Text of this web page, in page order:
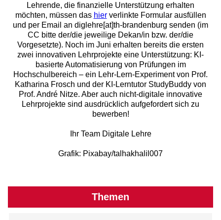
Lehrende, die finanzielle Unterstützung erhalten
möchten, müssen das hierverlinkte Formular ausfüllen
und per Email an diglehre[at]th-brandenburg senden (im
CC bitte der/die jeweilige Dekan/in bzw. der/die
Vorgesetzte). Noch im Juni erhalten bereits die ersten
zwei innovativen Lehrprojekte eine Unterstützung: KI-
basierte Automatisierung von Prüfungen im
Hochschulbereich – ein Lehr-Lern-Experiment von Prof.
Katharina Frosch und der KI-Lerntutor StudyBuddy von
Prof. André Nitze. Aber auch nicht-digitale innovative
Lehrprojekte sind ausdrücklich aufgefordert sich zu
bewerben!
Ihr Team Digitale Lehre
Grafik: Pixabay/talhakhalil007
Themen